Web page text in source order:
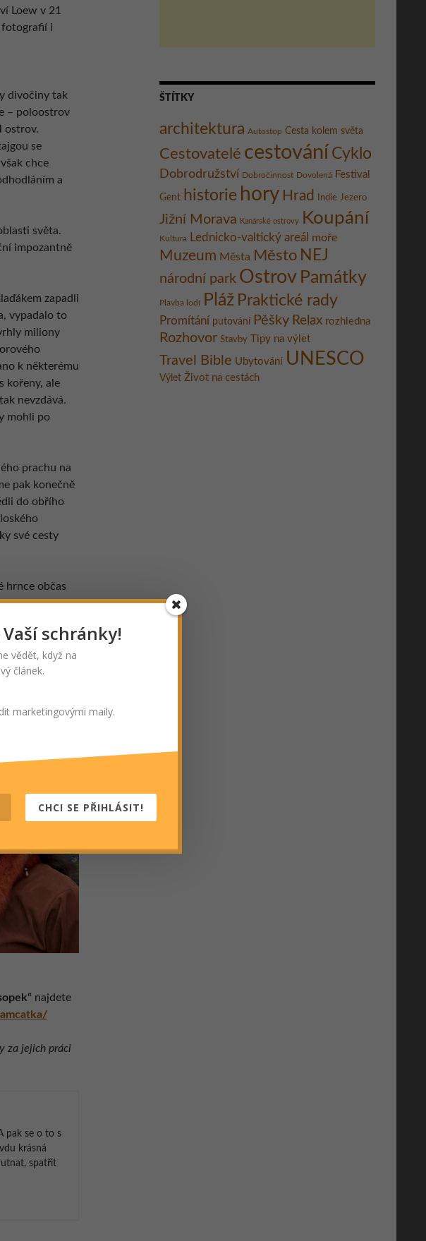
Loew v 21
fotografií i
divočiny tak
– poloostrov
ostrov.
se
chce
a
světa.
impozantně
zapadli
vypadalo to
miliony
k některému
kořeny, ale
nevzdává.
mohli po
prachu na
pak konečně
do obřího
své cesty
hrnce občas
dokáží
show,
především
Martin Loew.
najdete
za jejich práci
pak se o to s
krásná
spatřit
ŠTÍTKY
architektura Autostop Cesta kolem světa
Cestovatelé cestování Cyklo
Dobrodružství Dobročinnost Dovolená Festival
Gent historie hory Hrad Indie Jezero
Jižní Morava Kanárské ostrovy Koupání
Kultura Lednicko-valtický areál moře
Muzeum Města Město NEJ
národní park Ostrov Památky
Plavba lodí Pláž Praktické rady
Promítání putování Pěšky Relax rozhledna
Rozhovor Stavby Tipy na výlet
Travel Bible Ubytování UNESCO
Výlet Život na cestách
schránky!
vědět, když na
článek.
marketingovými maily.
CHCI SE PŘIHLÁSIT!